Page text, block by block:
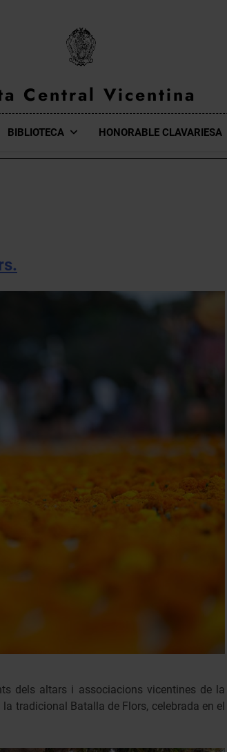
Central Vicentina
De La Junta Central Vicentina De Valencia
BIBLIOTECA HONORABLE CLAVARIESA
dels altars i associacions vicentines de la
tradicional Batalla de Flors, celebrada en el